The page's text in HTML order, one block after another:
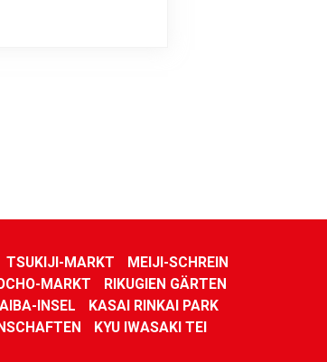
TSUKIJI-MARKT
MEIJI-SCHREIN
MARKT
RIKUGIEN GÄRTEN
INSEL
KASAI RINKAI PARK
KYU IWASAKI TEI